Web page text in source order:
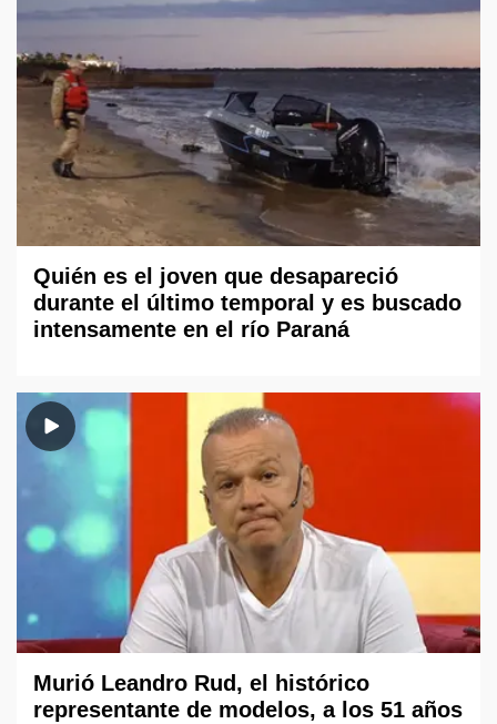
Quién es el joven que desapareció
durante el último temporal y es buscado
intensamente en el río Paraná
Murió Leandro Rud, el histórico
representante de modelos, a los 51 años